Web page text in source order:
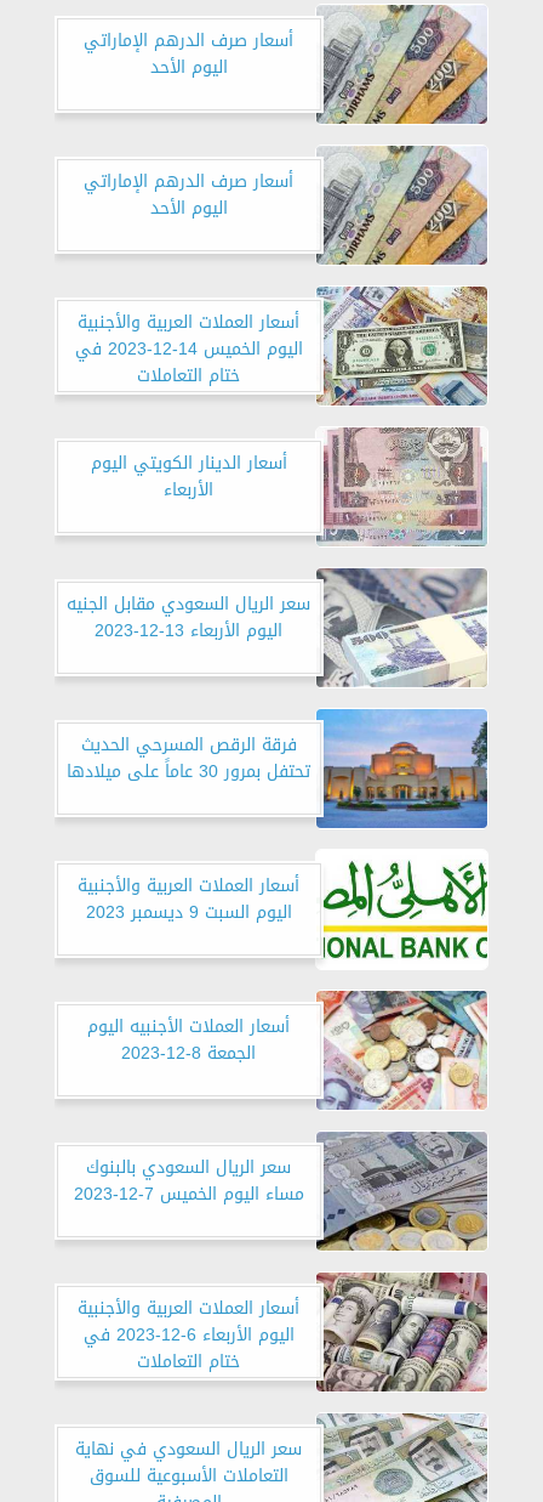
أسعار صرف الدرهم الإماراتي
اليوم الأحد
أسعار صرف الدرهم الإماراتي
اليوم الأحد
أسعار العملات العربية والأجنبية
اليوم الخميس 14-12-2023 في
ختام التعاملات
أسعار الدينار الكويتي اليوم
الأربعاء
سعر الريال السعودي مقابل الجنيه
اليوم الأربعاء 13-12-2023
فرقة الرقص المسرحي الحديث
تحتفل بمرور 30 عاماً على ميلادها
أسعار العملات العربية والأجنبية
اليوم السبت 9 ديسمبر 2023
أسعار العملات الأجنبيه اليوم
الجمعة 8-12-2023
سعر الريال السعودي بالبنوك
مساء اليوم الخميس 7-12-2023
أسعار العملات العربية والأجنبية
اليوم الأربعاء 6-12-2023 في
ختام التعاملات
سعر الريال السعودي في نهاية
التعاملات الأسبوعية للسوق